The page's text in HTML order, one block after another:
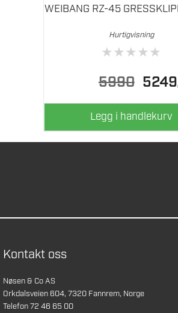
WEIBANG RZ-45
Hurtigvisning
★★★★★
5990
pris
var:
5990.
5249
Legg i handlekurv
Kontakt oss
Nøsen & Co AS
Orkdalsveien 604, 7320 Fannrem, Norge
Telefon 72 46 65 00